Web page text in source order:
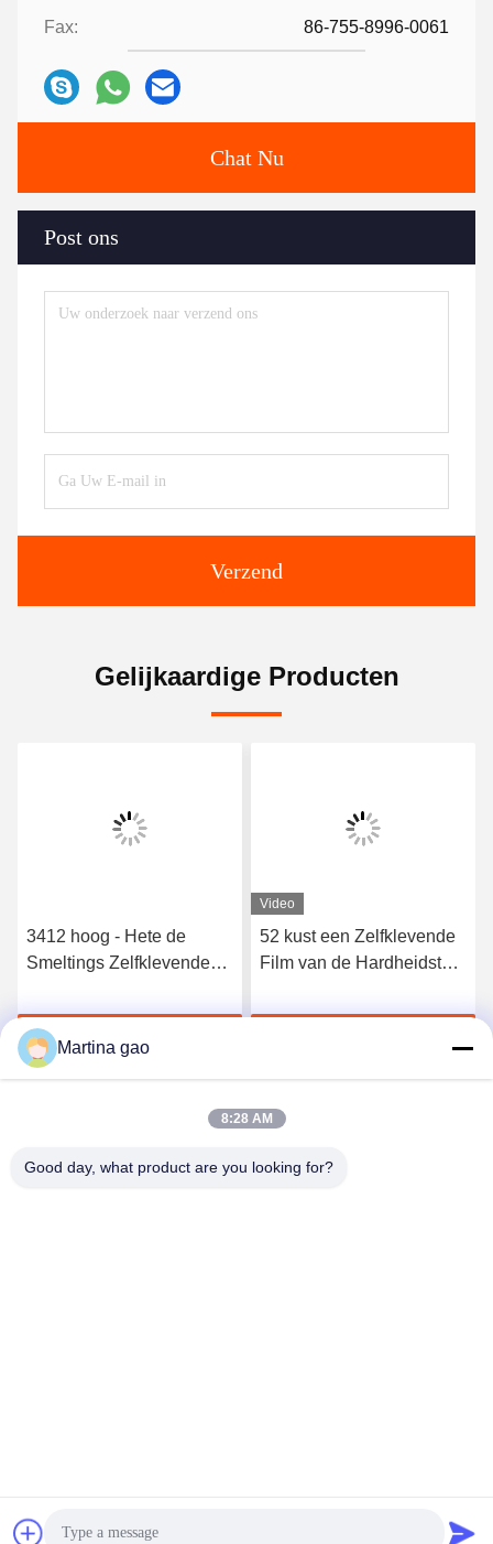
Fax: 86-755-8996-0061
Chat Nu
Post ons
Verzend
Gelijkaardige Producten
3412 hoog - Hete de
Smeltings Zelfklevende
Elastische Polyurethaan
Krijg Beste Prijs
Video
52 kust een Zelfklevende
Film van de Hardheidstpu
Naadloos Ondergoed
Film Leverancier. Copyright © 2018-2026 Shenzhen Tunsing
Plastic Products Co., Ltd. . Alle rechten voorbehoudena.
Martina gao
8:28 AM
Good day, what product are you looking for?